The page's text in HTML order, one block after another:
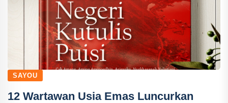
SAYOU
12 Wartawan Usia Emas Luncurkan